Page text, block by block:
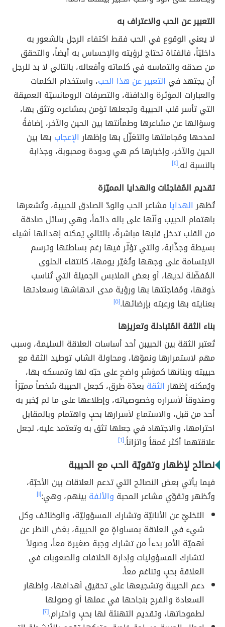
التعبير عن الحب والاعتراف به
لا يعني الوقوع في الحب فقط اكتفاء الرجل بالشعور به
داخليّاً، فالفتاة تحتاج لرؤيته والإحساس به أيضاً، والتحقق
من صدقه والتماسه في كلماته وأفعاله، بالتالي لا بد للرجل
أن يجتهد في التعبير عن هذا الحب، واستخدام الكلمات
والعبارات المؤثرة والدافئة، والتصرفات الرومانسيّة العميقة
التي تأسر قلب الحبيبة وتجعلها تؤمن بمشاعره وتثق بها،
وسؤالها عن مشاعرها وطمأنتها بين الحين والآخر، إضافةً
لمدحها ومُجاملتها والتغزّل بها وإظهارالإعجاب بها بين
الحين والآخر، وإخبارها كم هي ودودة ومحبوبة، وجذابة
بالنسبة له.[٤]
تقديم المُفاجئات والهدايا المميّزة
تُظهرالهدايا مشاعر الحب والودّ الصادق للحبيبة، وتُشعرها
باهتمام الحبيب وأنّها على باله دائماً، وهي رسائل صادقة
من القلب تدخل قلبها مباشرةً، بالتالي يُمكنه إهدائها أشياء
بسيطة وجذّابة، والتي تؤثّر فيها رغم بساطتها وترسم
الابتسامة على وجهها وتُغيّر يومها، كانتقاء الحلوى
المُفضّلة لديها، أو بعض الملابس الجميلة التي تُناسب
ذوقها، ومُفاجئتها بها ورؤية مدى اندهاشها وسعادتها
بعنايته بها ورعبته بإرضائها.[٥]
بناء الثقة المُتبادلة وتعزيزها
تُعتبر الثقة بين الحبيبن أحد أساسات العلاقة السليمة، وسبب
مهم لاستمرارها ونموّها، ومحاولة الشاب توطيد الثقة مع
حبيبته وبنائها كمؤشرٍ واضحٍ على حبّه لها وتمسكه بها،
ويُمكنه إظهارالثقة بعدّة طرق، كجعل الحبيبة شخصاً مميّزاً
وصندوقاً لأسراره وخصوصياته، وإطلاعها على ما لم يُخبر به
أحد من قبل، والاستماع لأسرارها بحبٍ واهتمام وبالمقابل
احترامها، والاجتهاد في جعلها تثق به وتعتمد عليه، لجعل
علاقتهما أكثر عُمقاً واتزاناً.[٦]
نصائح لإظهار وتقويّة الحب مع الحبيبة
فيما يأتي بعض النصائح التي تدعم العلاقات بين الأحبّة،
وتُظهر وتقوّي مشاعر المحبة والألفة بينهم، وهي:[١]
التخليّ عن الأنانيّة وتشارك المسؤوليّة، والوظائف وكل
شيء في العلاقة بمساواةٍ مع الحبيبة، بغض النظر عن
أهميّة الأمر بدءاً من تشارك وجبة صغيرة معاً، وصولاً
لتشارك المسؤوليات وإدارة الخلافات والصعوبات في
العلاقة بحبٍ وتناغم معاً.
دعم الحبيبة وتشجيعها على تحقيق أهدافها، وإظهار
السعادة والفرح بنجاحها في عملها أو وصولها
لطموحاتها، وتقديم التهنئة لها بحبٍ واحترام.[٢]